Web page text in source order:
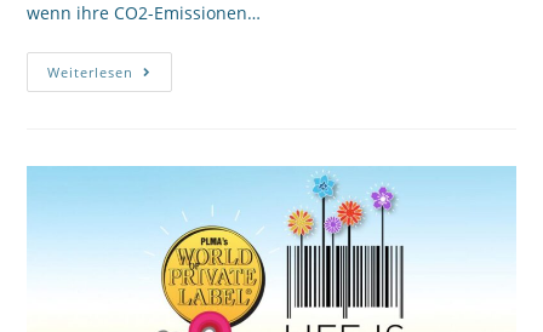
wenn ihre CO2-Emissionen…
Weiterlesen